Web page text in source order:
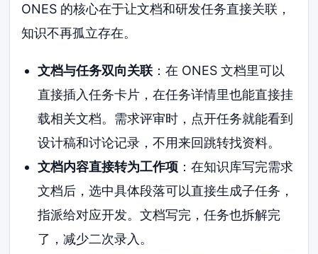
ONES 的核心在于让文档和研发任务直接关联，
知识不再孤立存在。
文档与任务双向关联：在 ONES 文档里可以
直接插入任务卡片，在任务详情里也能直接挂
载相关文档。需求评审时，点开任务就能看到
设计稿和讨论记录，不用来回跳转找资料。
文档内容直接转为工作项：在知识库写完需求
文档后，选中具体段落可以直接生成子任务，
指派给对应开发。文档写完，任务也拆解完
了，减少二次录入。